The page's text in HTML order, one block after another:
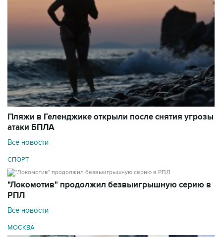
Пляжи в Геленджике открыли после снятия угрозы
атаки БПЛА
Все новости
СПОРТ
"Локомотив" продолжил безвыигрышную серию в
РПЛ
Все новости
МОСКВА